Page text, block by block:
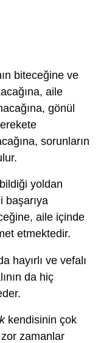
biteceğine ve
aile
gönül
sorunların
yoldan
başarıya
aile içinde
etmektedir.
hayırlı ve vefalı
da hiç
kendisinin çok
zamanlar